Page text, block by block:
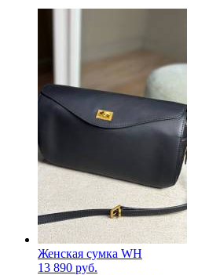
Женская сумка WH
13 890 руб.